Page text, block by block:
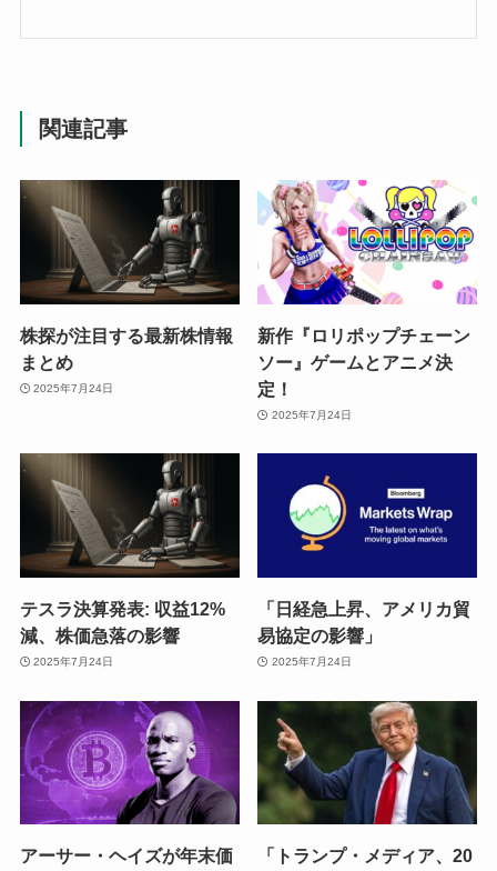
関連記事
株探が注目する最新株情報
まとめ
2025年7月24日
新作『ロリポップチェーン
ソー』ゲームとアニメ決
定！
2025年7月24日
テスラ決算発表: 収益12%
減、株価急落の影響
2025年7月24日
「日経急上昇、アメリカ貿
易協定の影響」
2025年7月24日
アーサー・ヘイズが年末価
「トランプ・メディア、20